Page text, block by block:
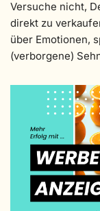
Versuche nicht,
direkt zu
über Emotionen,
(verborgene)